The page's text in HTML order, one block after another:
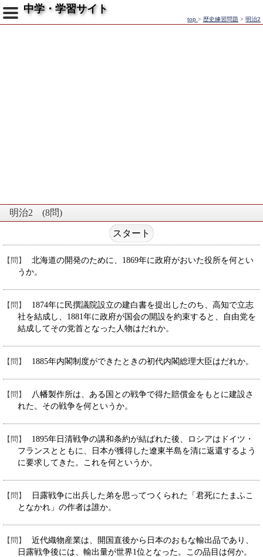
中学・学習サイト
top > 歴史練習問題 > 明治2
明治2 (8問)
北海道の開発のために、1869年に政府がおいた役所を何とい
うか。
1874年に民撰議院設立の建白書を提出したのち、高知で立志
社を結成し、1881年に政府が国会の開設を約束すると、自由党を
結成してその党首となった人物はだれか。
1885年内閣制度ができたときの初代内閣総理大臣はだれか。
八幡製作所は、ある国との戦争で得た賠償金をもとに建設さ
れた。その戦争を何というか。
1895年日清戦争の講和条約が結ばれた後、ロシアはドイツ・
フランスとともに、日本が獲得した遼東半島を清に返還するよう
に要求してきた。これを何というか。
日露戦争に出兵した弟を思ってつくられた「君死にたまふこ
となかれ」の作者は誰か。
近代織物産業は、開国直後から日本のおもな輸出品であり、
日露戦争後には、輸出量が世界1位となった。この品目は何か。